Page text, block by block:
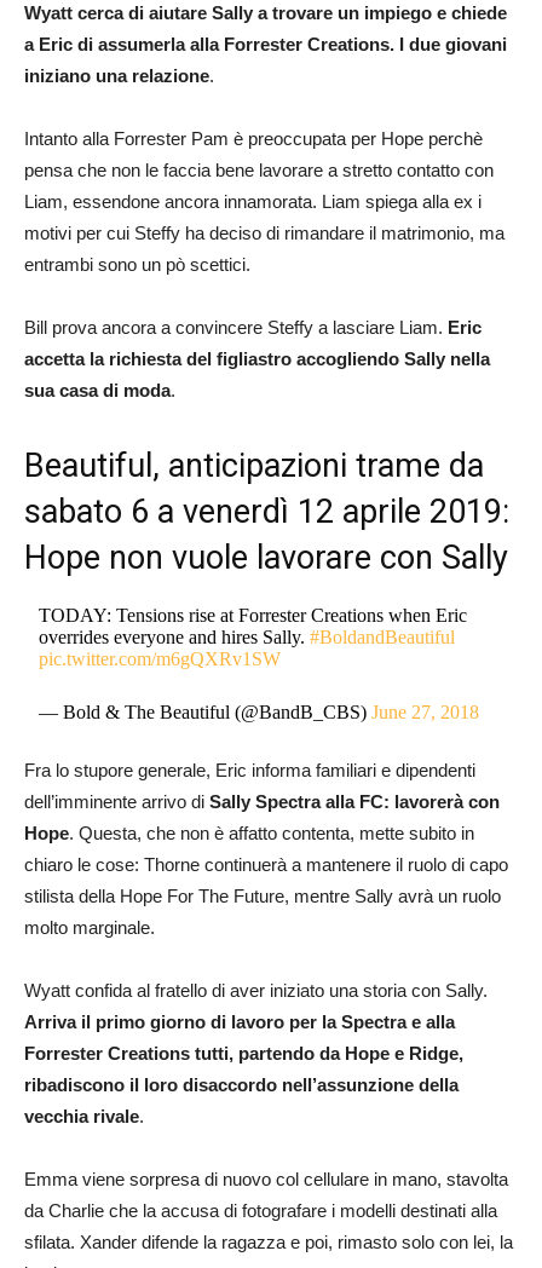
Wyatt cerca di aiutare Sally a trovare un impiego e chiede
a Eric di assumerla alla Forrester Creations. I due giovani
iniziano una relazione.
Intanto alla Forrester Pam è preoccupata per Hope perchè
pensa che non le faccia bene lavorare a stretto contatto con
Liam, essendone ancora innamorata. Liam spiega alla ex i
motivi per cui Steffy ha deciso di rimandare il matrimonio, ma
entrambi sono un pò scettici.
Bill prova ancora a convincere Steffy a lasciare Liam. Eric
accetta la richiesta del figliastro accogliendo Sally nella
sua casa di moda.
Beautiful, anticipazioni trame da
sabato 6 a venerdì 12 aprile 2019:
Hope non vuole lavorare con Sally
TODAY: Tensions rise at Forrester Creations when Eric
overrides everyone and hires Sally.#BoldandBeautiful
pic.twitter.com/m6gQXRv1SW
— Bold & The Beautiful (@BandB_CBS)June 27, 2018
Fra lo stupore generale, Eric informa familiari e dipendenti
dell’imminente arrivo di Sally Spectra alla FC: lavorerà con
Hope. Questa, che non è affatto contenta, mette subito in
chiaro le cose: Thorne continuerà a mantenere il ruolo di capo
stilista della Hope For The Future, mentre Sally avrà un ruolo
molto marginale.
Wyatt confida al fratello di aver iniziato una storia con Sally.
Arriva il primo giorno di lavoro per la Spectra e alla
Forrester Creations tutti, partendo da Hope e Ridge,
ribadiscono il loro disaccordo nell’assunzione della
vecchia rivale.
Emma viene sorpresa di nuovo col cellulare in mano, stavolta
da Charlie che la accusa di fotografare i modelli destinati alla
sfilata. Xander difende la ragazza e poi, rimasto solo con lei, la